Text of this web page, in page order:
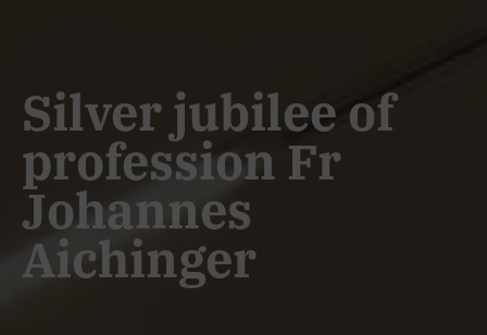
Silver jubilee of
profession Fr
Johannes
Aichinger